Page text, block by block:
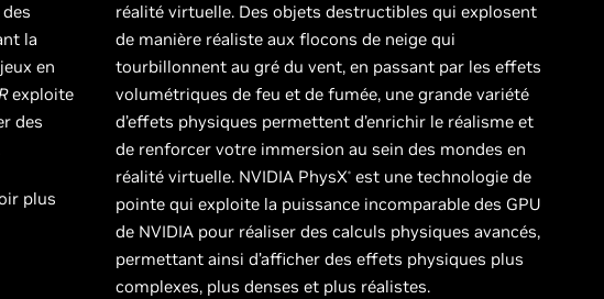
la
en
exploite
des
plus
réalité virtuelle. Des objets destructibles qui explosent
de manière réaliste aux flocons de neige qui
tourbillonnent au gré du vent, en passant par les effets
volumétriques de feu et de fumée, une grande variété
d’effets physiques permettent d’enrichir le réalisme et
de renforcer votre immersion au sein des mondes en
réalité virtuelle. NVIDIA PhysX® est une technologie de
pointe qui exploite la puissance incomparable des GPU
de NVIDIA pour réaliser des calculs physiques avancés,
permettant ainsi d’afficher des effets physiques plus
complexes, plus denses et plus réalistes.